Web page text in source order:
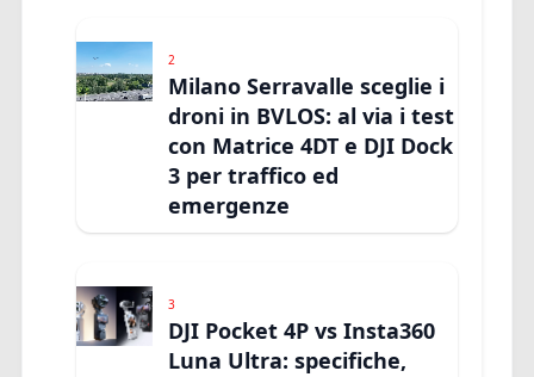
2
Milano Serravalle sceglie i
droni in BVLOS: al via i test
con Matrice 4DT e DJI Dock
3 per traffico ed
emergenze
3
DJI Pocket 4P vs Insta360
Luna Ultra: specifiche,